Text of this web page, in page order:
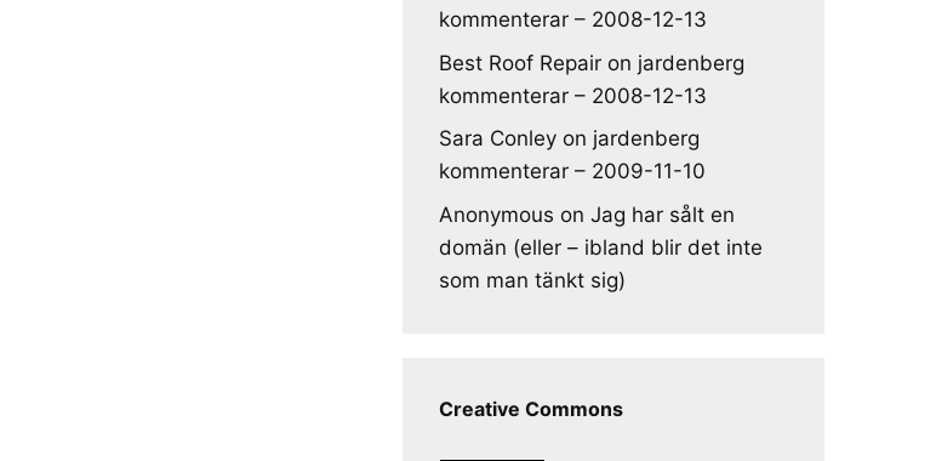
kommenterar – 2008-12-13
Best Roof Repair on jardenberg
kommenterar – 2008-12-13
Sara Conley on jardenberg
kommenterar – 2009-11-10
Anonymous on Jag har sålt en
domän (eller – ibland blir det inte
som man tänkt sig)
Creative Commons